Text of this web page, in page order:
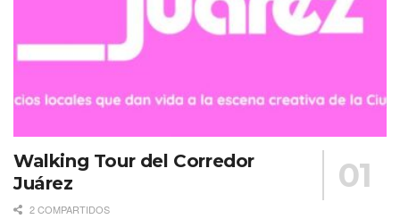
Walking Tour del Corredor
Juárez
2 COMPARTIDOS